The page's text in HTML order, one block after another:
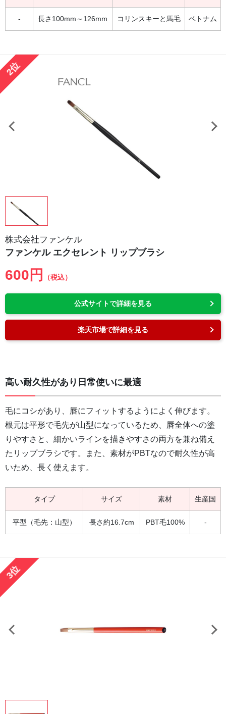
- 長さ100mm～126mm コリンスキーと馬毛 ベトナム
2位
株式会社ファンケル
ファンケル エクセレント リップブラシ
600円 （税込）
公式サイトで詳細を見る
楽天市場で詳細を見る
高い耐久性があり日常使いに最適
毛にコシがあり、唇にフィットするようによく伸びます。
根元は平形で毛先が山型になっているため、唇全体への塗
りやすさと、細かいラインを描きやすさの両方を兼ね備え
たリップブラシです。また、素材がPBTなので耐久性が高
いため、長く使えます。
タイプ サイズ 素材 生産国
平型（毛先：山型） 長さ約16.7cm PBT毛100% -
3位